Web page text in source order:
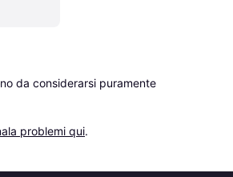
da considerarsi puramente
problemi qui.